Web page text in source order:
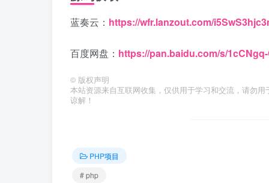
蓝奏云： https://wfr.lanzout.com/
百度网盘： https://pan.baidu.com/s/
© 版权声明
本站资源来自互联网收集，仅供用于学习和交流，请勿
谅解！
PHP项目
# php